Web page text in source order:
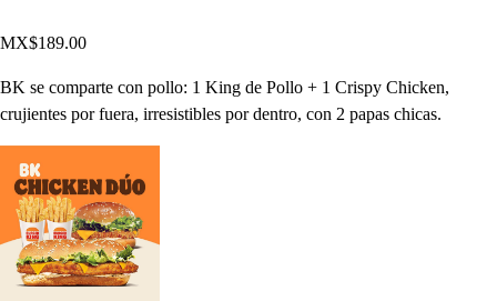
MX$189.00
BK se comparte con pollo: 1 King de Pollo + 1 Crispy Chicken,
crujientes por fuera, irresistibles por dentro, con 2 papas chicas.